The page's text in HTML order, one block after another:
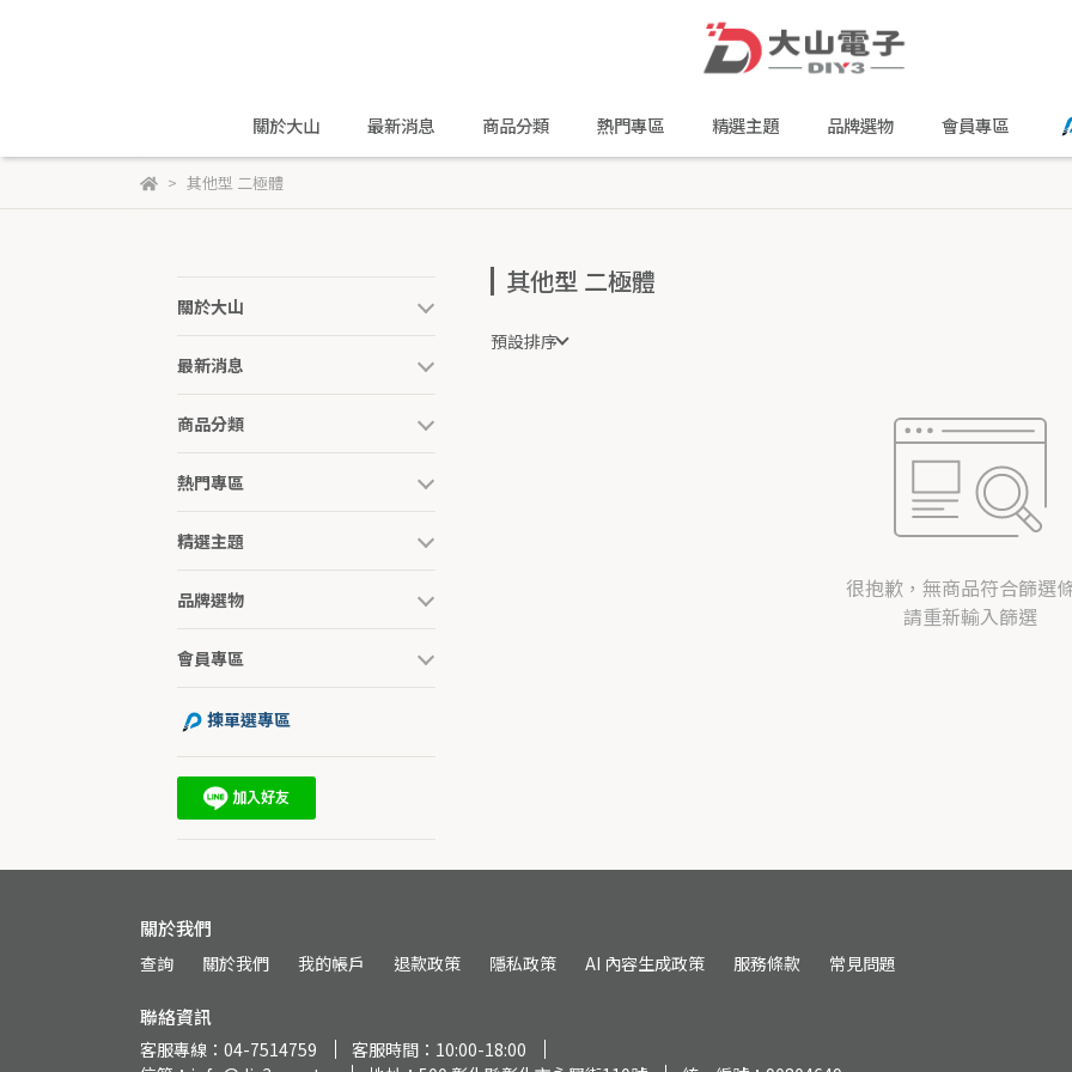
關於大山 最新消息 商品分類 熱門專區 精選主題 品牌選物 會員專區
其他型 二極體
關於大山
最新消息
商品分類
熱門專區
精選主題
品牌選物
會員專區
揀單選專區
其他型 二極體
預設排序
很抱歉，無商品符合篩選
請重新輸入篩選
關於我們
查詢 關於我們 我的帳戶 退款政策 隱私政策 AI 內容生成政策 服務條款 常見問題
聯絡資訊
客服專線：04-7514759
客服時間：10:00-18:00